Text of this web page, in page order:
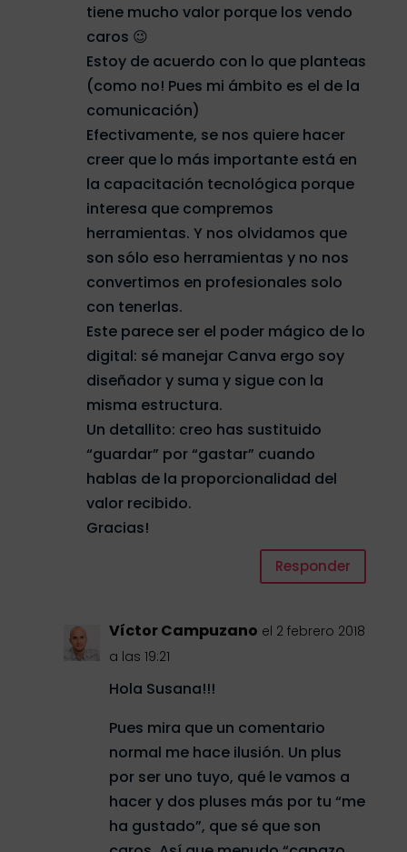
tiene mucho valor porque los vendo
caros 😉
Estoy de acuerdo con lo que planteas
(como no! Pues mi ámbito es el de la
comunicación)
Efectivamente, se nos quiere hacer
creer que lo más importante está en
la capacitación tecnológica porque
interesa que compremos
herramientas. Y nos olvidamos que
son sólo eso herramientas y no nos
convertimos en profesionales solo
con tenerlas.
Este parece ser el poder mágico de lo
digital: sé manejar Canva ergo soy
diseñador y suma y sigue con la
misma estructura.
Un detallito: creo has sustituido
“guardar” por “gastar” cuando
hablas de la proporcionalidad del
valor recibido.
Gracias!
Responder
Víctor Campuzano el 2 febrero 2018
a las 19:21
Hola Susana!!!
Pues mira que un comentario
normal me hace ilusión. Un plus
por ser uno tuyo, qué le vamos a
hacer y dos pluses más por tu “me
ha gustado”, que sé que son